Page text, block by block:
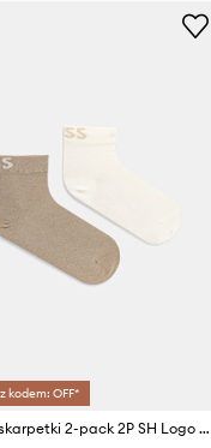
kodem: OFF*
BOSS skarpetki 2-pack 2P SH Logo CC W